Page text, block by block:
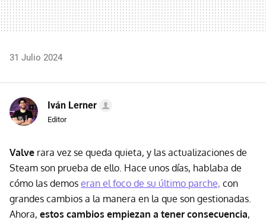
31 Julio 2024
Iván Lerner
Editor
Valve rara vez se queda quieta, y las actualizaciones de
Steam son prueba de ello. Hace unos días, hablaba de
cómo las demos eran el foco de su último parche, con
grandes cambios a la manera en la que son gestionadas.
Ahora, estos cambios empiezan a tener consecuencia,